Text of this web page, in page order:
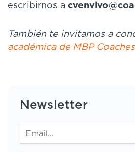
escribirnos a
También te invitamos a
académica de MBP
Newsletter